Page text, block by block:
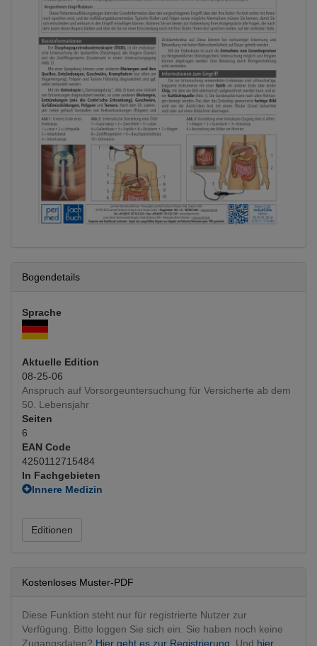
Bogendetails
Sprache
Aktuelle Edition
08-25-06
Anspruch auf Vorsorgeuntersuchung für Versicherte ab dem
50. Lebensjahr
Seiten
6
EAN Code
4250112715484
In Fachgebieten
Innere Medizin
Editionen
Kostenloses Muster-PDF
Diese Funktion steht nur für registrierte Nutzer zur
Verfügung. Bitte loggen Sie sich ein. Sie haben noch keine
Zugangsdaten? Hier geht es zur Registrierung. Und hier